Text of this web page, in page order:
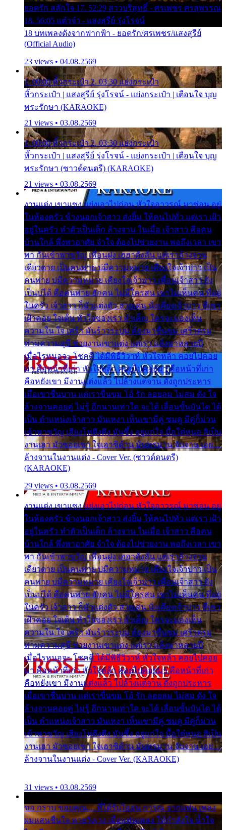
ยอดรัก สลักใจ 17. 52:29 สาวบริสุทธิ์ - ศรเพชร ศรสุพรรณ
18. 56:05 แต๋วจ๋า - แสงสุรีย์ รุ่งโรจน์
18 บทเพลงดังจากฟากฟ้า - ยอดรัก/ศรเพชร/แสงสุรีย์
(Official Audio)
23 views • 04.08.2569
1. 00:00 หิ้วกระเป๋า 2. 03:30 แย่งกระเป๋า
หิ้วกระเป๋า | แสงสุรีย์ รุ่งโรจน์ - แย่งกระเป๋า | เตือนใจ บุญ
พระรักษา (KARAOKE)
21 views • 03.08.2569
1. 00:00 หิ้วกระเป๋า 2. 03:30 แย่งกระเป๋า
หิ้วกระเป๋า | แสงสุรีย์ รุ่งโรจน์ - แย่งกระเป๋า | เตือนใจ บุญ
พระรักษา (ซาวด์ดนตรี) (KARAOKE)
21 views • 03.08.2569
งานแต่ง เขาแซง แย่งเอาไปก่อน หัวใจอาวรณ์ มาซ่อน อยู่
ในห้องครัว ข้างนอกเจ้าสาว ส่งยิ้ม ให้คนไปทั่ว แต่เรา เฝ้า
อยู่ในครัว ทำตัวเป็นเด็ก ล้างจาน ในเมื่อ เจ้าสาว คือคน
บ้านใกล้ พึ่งพาอาศัย จำใจ ต้องไปช่วยงาน พอถึงเวลา เขา
พา กันเข้าพาขวัญ เพื่อนฝูง เฮฮาดังลั่น แต่เราล้างจาน
เดียวดาย เป็นคนพ่าย บ่มีความหมาย เคียงใจเจ้าบ่าว เป็น
คนพ่าย บ่มีความหมาย เคียงใจเจ้าบ่าว เพื่อนเจ้าสาว ยัง
เป็นบ่ได้ คือคนพ่าย ฮักคน ไม่มีใครสน เขาไม่เห็นคน ที่อยู่
ในครัว เจ้าสาว ก็มัวแต่งตัว สวยเด่น นั่งเคียงเจ้าบ่าว ที่เขา
เฝ้าคอย ใจเต้น หัวใจของเรา ลำเค็ญ ใครจะมองเห็น
ความใน ใจ เศร้า มันร้าวระบม ต้องมาขื่นขม เศร้าตรม
ท่ามความสุขี ช่วยงานเขาแต่ง แต่เรา แล้งมาหลายปี
เมื่อไรหนอจะ โชคดี ได้มีพิธีวิวาห์ หัวใจหล้า คอยไปคอย
มา คือหน้าที่เก่า หัวใจหล้า คอยไปคอยมา คือหน้าที่เก่า
คือหยังเขา มีงานแต่งแล้ว ไปล้างแต่จาน ดั่งถูกประหาร
เมื่อเขาชื่นบาน แต่เราขื่นขม โอ้ รัก ลอยลม ไม่สม ดัง ใจ
ล้างจานคอยคู่ ไม่รู้ อีกนานเท่าใด จะได้ เลื่อนขั้นบันได ได้
เป็น ตำแหน่งเจ้าสาว มันเหงา เห็นเขามีคู่ ซมดู มีคู่ก็ม่วน
เข้าพาขวัญ เสียงโห่ตึงตึง มันซึ้ง อยู่แก่ใจ มื้อใด๋หนอ สิเป็น
งานเฮา มัวซอยเขา ใจเฮาซิด้าน มันทรมาน จับจาน เอย…
ล้างจานในงานแต่ง - Cover Ver. (ซาวด์ดนตรี)
(KARAOKE)
29 views • 03.08.2569
งานแต่ง เขาแซง แย่งเอาไปก่อน หัวใจอาวรณ์ มาซ่อน อยู่
ในห้องครัว ข้างนอกเจ้าสาว ส่งยิ้ม ให้คนไปทั่ว แต่เรา เฝ้า
อยู่ในครัว ทำตัวเป็นเด็ก ล้างจาน ในเมื่อ เจ้าสาว คือคน
บ้านใกล้ พึ่งพาอาศัย จำใจ ต้องไปช่วยงาน พอถึงเวลา เขา
พา กันเข้าพาขวัญ เพื่อนฝูง เฮฮาดังลั่น แต่เราล้างจาน
เดียวดาย เป็นคนพ่าย บ่มีความหมาย เคียงใจเจ้าบ่าว เป็น
คนพ่าย บ่มีความหมาย เคียงใจเจ้าบ่าว เพื่อนเจ้าสาว ยัง
เป็นบ่ได้ คือคนพ่าย ฮักคน ไม่มีใครสน เขาไม่เห็นคน ที่อยู่
ในครัว เจ้าสาว ก็มัวแต่งตัว สวยเด่น นั่งเคียงเจ้าบ่าว ที่เขา
เฝ้าคอย ใจเต้น หัวใจของเรา ลำเค็ญ ใครจะมองเห็น
ความใน ใจ เศร้า มันร้าวระบม ต้องมาขื่นขม เศร้าตรม
ท่ามความสุขี ช่วยงานเขาแต่ง แต่เรา แล้งมาหลายปี
เมื่อไรหนอจะ โชคดี ได้มีพิธีวิวาห์ หัวใจหล้า คอยไปคอย
มา คือหน้าที่เก่า หัวใจหล้า คอยไปคอยมา คือหน้าที่เก่า
คือหยังเขา มีงานแต่งแล้ว ไปล้างแต่จาน ดั่งถูกประหาร
เมื่อเขาชื่นบาน แต่เราขื่นขม โอ้ รัก ลอยลม ไม่สม ดัง ใจ
ล้างจานคอยคู่ ไม่รู้ อีกนานเท่าใด จะได้ เลื่อนขั้นบันได ได้
เป็น ตำแหน่งเจ้าสาว มันเหงา เห็นเขามีคู่ ซมดู มีคู่ก็ม่วน
เข้าพาขวัญ เสียงโห่ตึงตึง มันซึ้ง อยู่แก่ใจ มื้อใด๋หนอ สิเป็น
งานเฮา มัวซอยเขา ใจเฮาซิด้าน มันทรมาน จับจาน เอย…
ล้างจานในงานแต่ง - Cover Ver. (KARAOKE)
31 views • 03.08.2569
ขอ กราบ ขอบคุณ.... ที่ได้รับไออุ่น การุณ จากแฟน เพลง
ผมแสนชื่นใจ หายวังเวง เมื่อแฟนเพลง ให้กำลังใจ น้ำใจ